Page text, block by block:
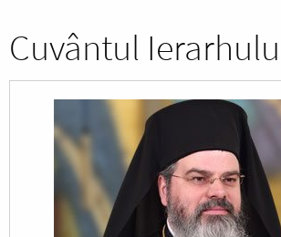
Cuvântul